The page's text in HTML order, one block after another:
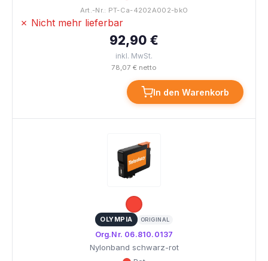
Art.-Nr.: PT-Ca-4202A002-bkO
✗ Nicht mehr lieferbar
92,90 €
inkl. MwSt.
78,07 € netto
In den Warenkorb
OLYMPIA ORIGINAL
Org.Nr. 06.810.0137
Nylonband schwarz-rot